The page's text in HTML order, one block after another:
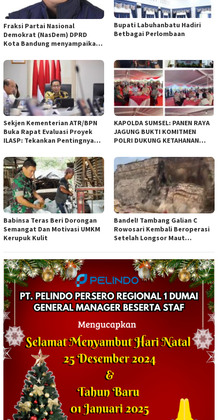
Fraksi Partai Nasional
Demokrat (NasDem) DPRD
Kota Bandung menyampaikan
empat Rancangan Peraturan
Daerah (Raperda) yang
diajukan Pemerintah Kota
Bandung
Bupati Labuhanbatu Hadiri
Betbagai Perlombaan
Sekjen Kementerian ATR/BPN
Buka Rapat Evaluasi Proyek
ILASP: Tekankan Pentingnya
Anggaran
KAPOLDA SUMSEL: PANEN RAYA
JAGUNG BUKTI KOMITMEN
POLRI DUKUNG KETAHANAN
Babinsa Teras Beri Dorongan
Semangat Dan Motivasi UMKM
Kerupuk Kulit
Bandel! Tambang Galian C
Rowosari Kembali Beroperasi
Setelah Longsor Maut